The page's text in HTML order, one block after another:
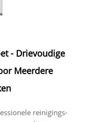
- Drievoudige
Meerdere
reinigings-